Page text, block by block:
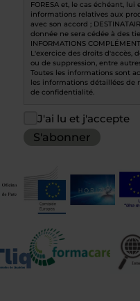
FORESA et, le cas échéant, lui
informations relatives aux
avec son accord ;
donnée ne sera cédée à des
INFORMATIONS
L'exercice des droits d'accès,
ou de suppression, entre
Toutes les informations sont
les informations détaillées de
de confidentialité.
J'ai lu et j'accepte
S'abonner